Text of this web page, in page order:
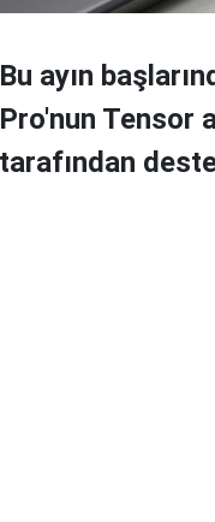
Bu ayın
Pro'nun Tensor
tarafından